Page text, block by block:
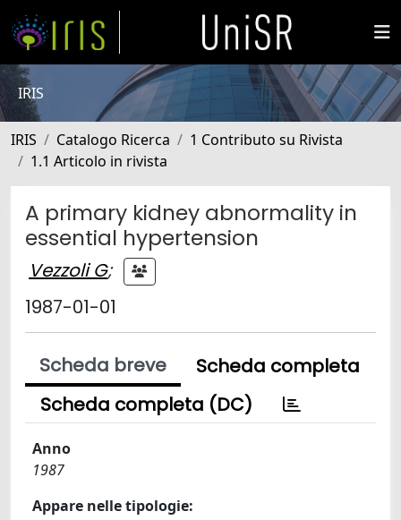
IRIS
IRIS Catalogo Ricerca
1 Contributo su Rivista
1.1 Articolo in rivista
A primary kidney abnormality in
essential hypertension
Vezzoli G;
1987-01-01
Scheda breve
Scheda completa
Scheda completa (DC)
Anno
1987
Appare nelle tipologie: